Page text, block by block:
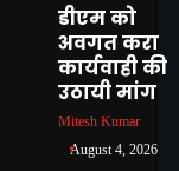
डीएम को
अवगत करा
कार्यवाही की
उठायी मांग
Mitesh Kumar
August 4, 2026
से पूर्व बांदा कृषि
2026 का